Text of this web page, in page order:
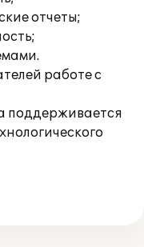
отчеты;
работе с
поддерживается